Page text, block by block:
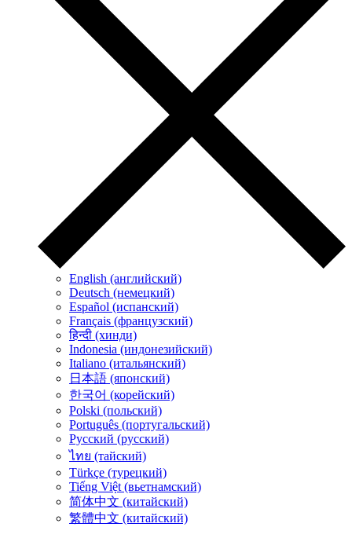
English (английский)
Deutsch (немецкий)
Español (испанский)
Français (французский)
हिन्दी (хинди)
Indonesia (индонезийский)
Italiano (итальянский)
日本語 (японский)
한국어 (корейский)
Polski (польский)
Português (португальский)
Русский (русский)
ไทย (тайский)
Türkçe (турецкий)
Tiếng Việt (вьетнамский)
简体中文 (китайский)
繁體中文 (китайский)